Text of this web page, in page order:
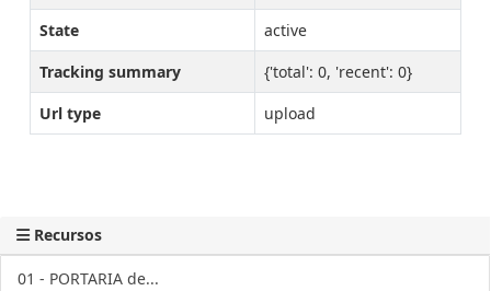
Recursos
01 - PORTARIA de...
State
active
Tracking summary
{'total': 0, 'recent': 0}
Url type
upload